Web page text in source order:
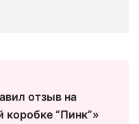
отзыв на
“Пинк”»